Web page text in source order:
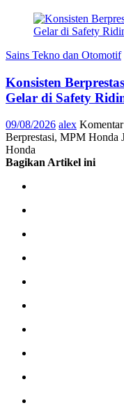
Sains Tekno dan Otomotif
Konsisten
Gelar di Safety
09/08/2026 alex
Berprestasi, MPM Honda
Honda
Bagikan Artikel ini